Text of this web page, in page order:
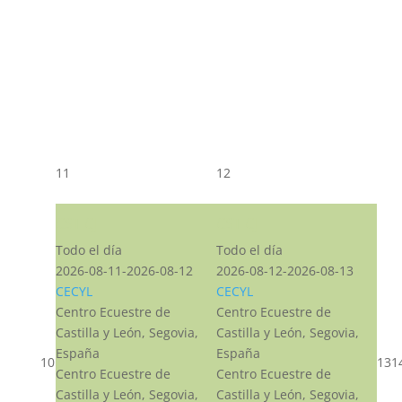
10
11
Todo el día
2026-08-11-2026-08-12
CECYL
Centro Ecuestre de
Castilla y León, Segovia,
España
Centro Ecuestre de
Castilla y León, Segovia,
12
Todo el día
2026-08-12-2026-08-13
CECYL
Centro Ecuestre de
Castilla y León, Segovia,
España
Centro Ecuestre de
Castilla y León, Segovia,
13